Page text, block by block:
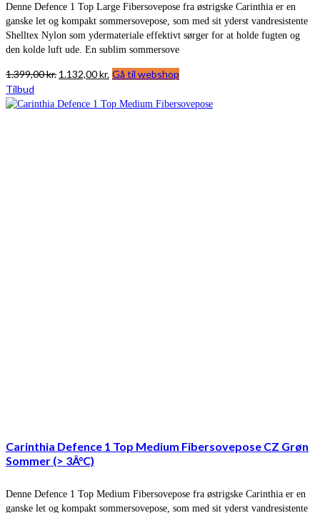
Denne Defence 1 Top Large Fibersovepose fra østrigske Carinthia er en
ganske let og kompakt sommersovepose, som med sit yderst vandresistente
Shelltex Nylon som ydermateriale effektivt sørger for at holde fugten og
den kolde luft ude. En sublim sommersove
1.399,00kr. Den
pris
1.132,00kr.Den
pris
Gå til webshop
Tilbud
Carinthia Defence 1 Top Medium Fibersovepose CZ Grøn
Sommer (> 3Â°C)
Denne Defence 1 Top Medium Fibersovepose fra østrigske Carinthia er en
ganske let og kompakt sommersovepose, som med sit yderst vandresistente